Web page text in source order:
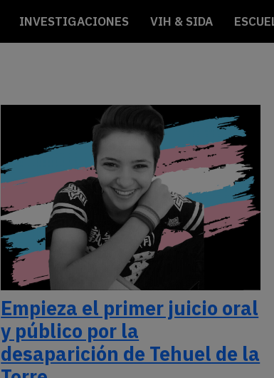
INVESTIGACIONES VIH & SIDA
Empieza el primer juicio oral
y público por la
desaparición de Tehuel de la